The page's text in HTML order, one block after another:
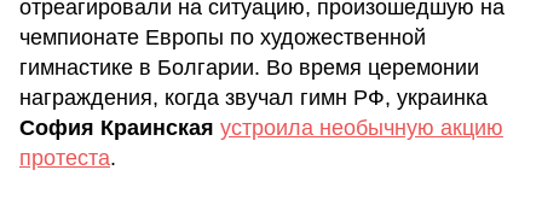
отреагировали на ситуацию, произошедшую на
чемпионате Европы по художественной
гимнастике в Болгарии. Во время церемонии
награждения, когда звучал гимн РФ, украинка
София Краинская устроила необычную акцию
протеста.